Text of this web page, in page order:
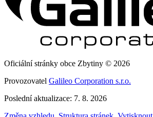
Oficiální stránky obce Zbytiny © 2026
Provozovatel Galileo Corporation s.r.o.
Poslední aktualizace: 7. 8. 2026